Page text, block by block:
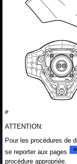
ATTENTION:
Pour les procédures de
se reporter aux pages
procédure appropriée.